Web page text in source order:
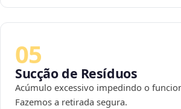
05
Sucção de Resíduos
Acúmulo excessivo impedindo o
Fazemos a retirada segura.